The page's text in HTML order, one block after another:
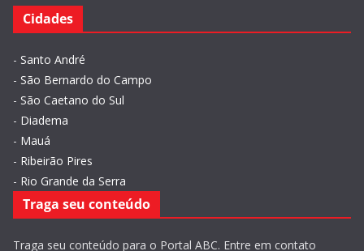
Cidades
- Santo André
- São Bernardo do Campo
- São Caetano do Sul
- Diadema
- Mauá
- Ribeirão Pires
- Rio Grande da Serra
Traga seu conteúdo
Traga seu conteúdo para o Portal ABC. Entre em contato